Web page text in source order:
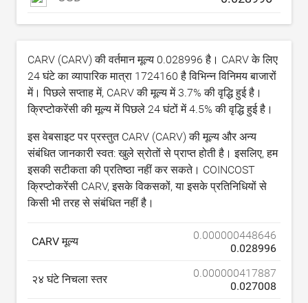
CARV (CARV) की वर्तमान मूल्य 0.028996 है। CARV के लिए
24 घंटे का व्यापारिक मात्रा 1724160 है विभिन्न विनिमय बाजारों
में। पिछले सप्ताह में, CARV की मूल्य में3.7% की वृद्धि हुई है।
क्रिप्टोकरेंसी की मूल्य में पिछले 24 घंटों में4.5% की वृद्धि हुई है।
इस वेबसाइट पर प्रस्तुत CARV (CARV) की मूल्य और अन्य
संबंधित जानकारी स्वत: खुले स्रोतों से प्राप्त होती है। इसलिए, हम
इसकी सटीकता की प्रतिष्ठा नहीं कर सकते। COINCOST
क्रिप्टोकरेंसी CARV, इसके विकसकों, या इसके प्रतिनिधियों से
किसी भी तरह से संबंधित नहीं है।
CARV मूल्य
0.000000448646
0.028996
२४ घंटे निचला स्तर
0.000000417887
0.027008